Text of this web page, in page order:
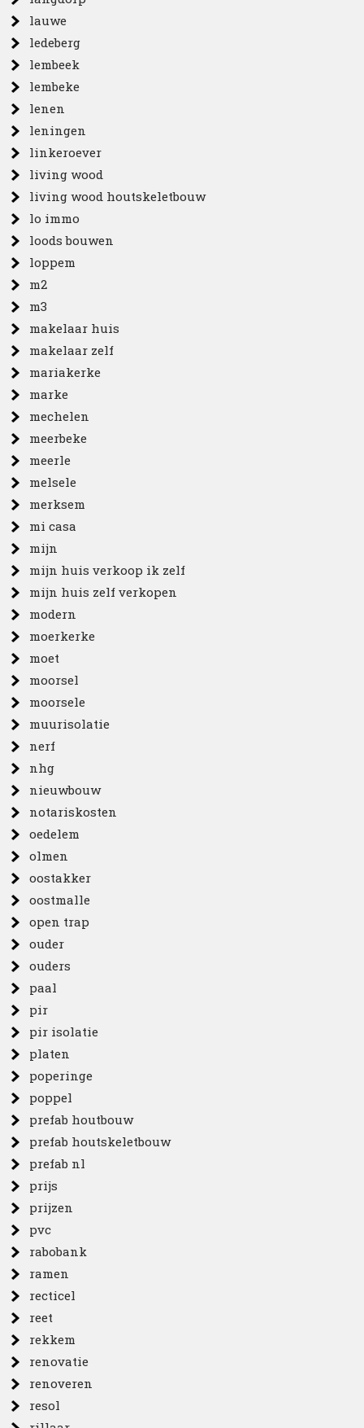
lauwe
ledeberg
lembeek
lembeke
lenen
leningen
linkeroever
living wood
living wood houtskeletbouw
lo immo
loods bouwen
loppem
m2
m3
makelaar huis
makelaar zelf
mariakerke
marke
mechelen
meerbeke
meerle
melsele
merksem
mi casa
mijn
mijn huis verkoop ik zelf
mijn huis zelf verkopen
modern
moerkerke
moet
moorsel
moorsele
muurisolatie
nerf
nhg
nieuwbouw
notariskosten
oedelem
olmen
oostakker
oostmalle
open trap
ouder
ouders
paal
pir
pir isolatie
platen
poperinge
poppel
prefab houtbouw
prefab houtskeletbouw
prefab nl
prijs
prijzen
pvc
rabobank
ramen
recticel
reet
rekkem
renovatie
renoveren
resol